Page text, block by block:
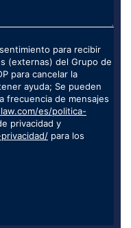
para recibir
(externas) del Grupo de
para cancelar la
ayuda; Se pueden
frecuencia de mensajes
es/politica-
privacidad y
para los